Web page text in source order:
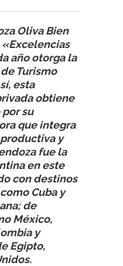
Oliva Bien
año otorga la
Turismo
esta
obtiene
su
que integra
y
fue la
en este
con destinos
Cuba y
de
México,
y
Egipto,